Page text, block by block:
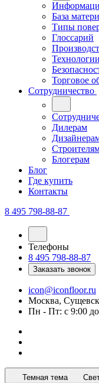
База
Типы
Глоссарий
Технологии
Торговое
Сотрудничество
Дилерам
Блогерам
Блог
Где купить
Контакты
8 495 798-88-87
Телефоны
8 495 798-88-87
Заказать звонок
icon@iconfloor.ru
Москва,
Пн - Пт: с 9:00
Темная тема